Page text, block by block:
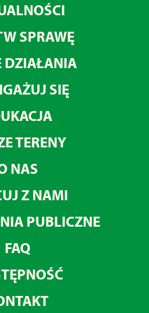
SPRAWĘ
DZIAŁANIA
SIĘ
TERENY
NAS
Z NAMI
PUBLICZNE
FAQ